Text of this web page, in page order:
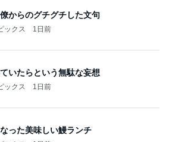
からのグチグチした文句
ックス 1日前
いたらという無駄な妄想
ックス 1日前
った美味しい鰻ランチ